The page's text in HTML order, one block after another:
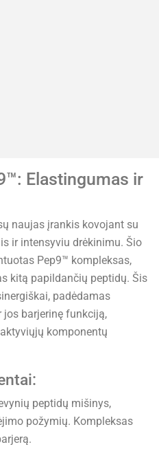
Elastingumas ir
naujas įrankis kovojant su
ir intensyviu drėkinimu. Šio
Pep9™ kompleksas,
kitą papildančių peptidų. Šis
padėdamas
barjerinę funkciją,
komponentų
peptidų mišinys,
požymių. Kompleksas